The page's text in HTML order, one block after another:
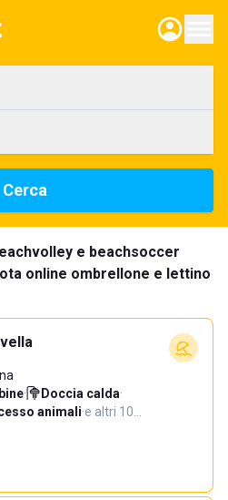
Cerca
e beachsoccer
online ombrellone e lettino
· Doccia calda·
animali·e altri 10…